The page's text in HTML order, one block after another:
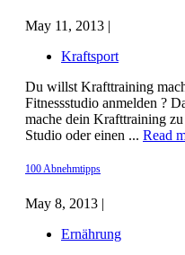
May 11, 2013 |
Kraftsport
Du willst Krafttraining
Fitnessstudio anmelden ?
mache dein Krafttraining
Studio oder einen ... Read
100 Abnehmtipps
May 8, 2013 |
Ernährung